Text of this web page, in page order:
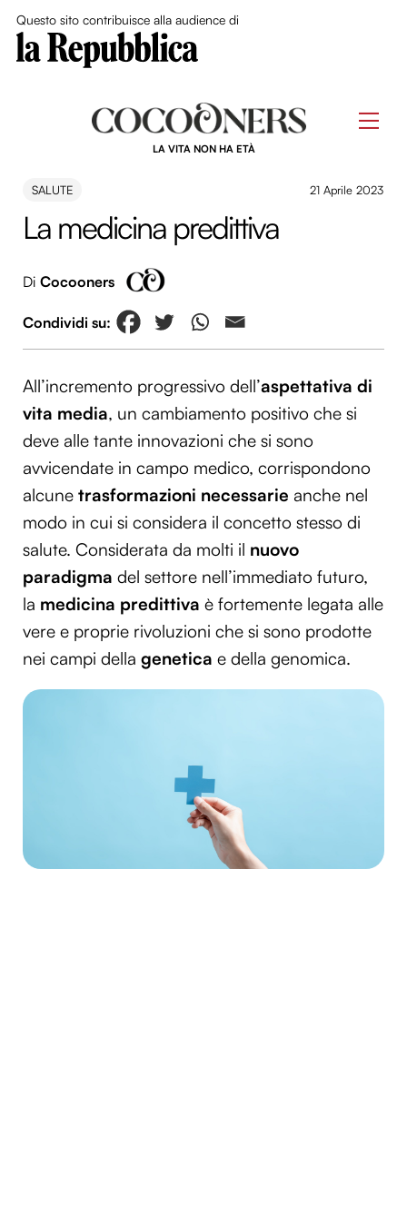
Questo sito contribuisce alla audience di
LA VITA NON HA ETÀ
SALUTE 21 Aprile 2023
La medicina predittiva
Di Cocooners
All’incremento progressivo dell’aspettativa di
vita media, un cambiamento positivo che si
deve alle tante innovazioni che si sono
avvicendate in campo medico, corrispondono
alcune trasformazioni necessarie anche nel
modo in cui si considera il concetto stesso di
salute. Considerata da molti il nuovo
paradigma del settore nell’immediato futuro,
la medicina predittiva è fortemente legata alle
vere e proprie rivoluzioni che si sono prodotte
nei campi della genetica e della genomica.